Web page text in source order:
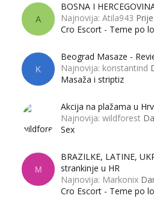
A
BOSNA I
Najnovija: Atila943
Cro Escort - Teme po
K
Beograd Masaze -
Najnovija: konstantind
Masaža i striptiz
Akcija na plažama u
Najnovija: wildforest
Sex
M
BRAZILKE, LATINE,
strankinje u HR
Najnovija: Markonix
Cro Escort - Teme po